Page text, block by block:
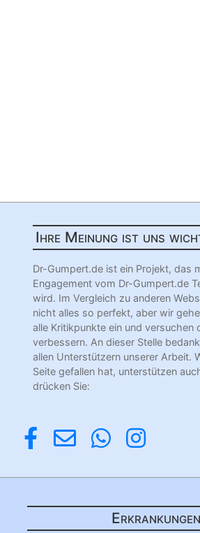
Ihre Meinung ist uns
Dr-Gumpert.de ist ein Projekt, das
Engagement vom Dr-Gumpert.de
wird. Im Vergleich zu anderen
nicht alles so perfekt, aber wir
alle Kritikpunkte ein und versuchen
verbessern. An dieser Stelle
allen Unterstützern unserer Arbeit.
Seite gefallen hat, unterstützen
drücken Sie:
Erkrankungen